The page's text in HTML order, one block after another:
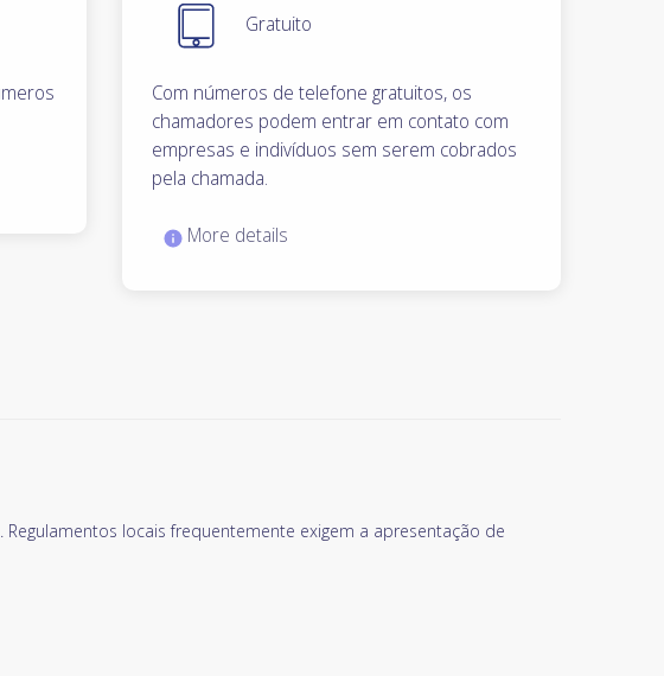
Gratuito
Com números de telefone gratuitos, os
chamadores podem entrar em contato com
empresas e indivíduos sem serem cobrados
pela chamada.
More details
locais frequentemente exigem a apresentação de